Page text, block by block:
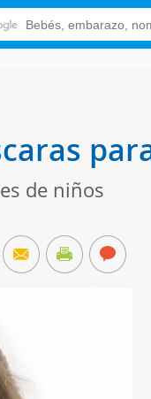
de niños